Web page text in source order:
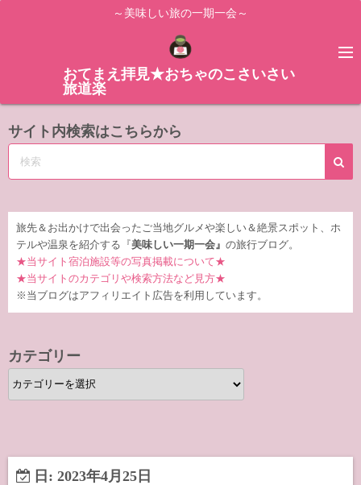
ス
ッ
～美味しい旅の一期一会～
おてまえ拝見★おちゃのこさいさい
旅道楽
サイト内検索はこちらから
旅先＆お出かけで出会ったご当地グルメや楽しい＆絶景スポット、ホ
テルや温泉を紹介する『 美味しい一期一会』 の旅行ブログ。
★当サイト宿泊施設等の写真掲載について★
★当サイトのカテゴリや検索方法など見方★
※当ブログはアフィリエイト広告を利用しています。
カテゴリー
カ
テ
ー
日: 2023年4月25日